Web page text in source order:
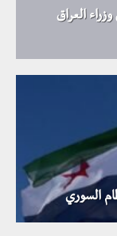
العراق
السوري